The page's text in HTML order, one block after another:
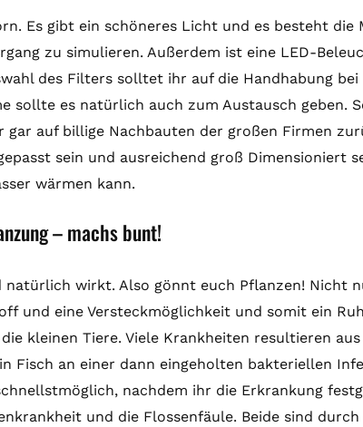
Es gibt ein schöneres Licht und es besteht die
zu simulieren. Außerdem ist eine LED-
des Filters solltet ihr auf die Handhabung bei
sollte es natürlich auch zum Austausch geben.
auf billige Nachbauten der großen Firmen
sein und ausreichend groß Dimensioniert
wärmen kann.
– machs bunt!
wirkt. Also gönnt euch Pflanzen! Nicht
und eine Versteckmöglichkeit und somit ein
kleinen Tiere. Viele Krankheiten resultieren
Fisch an einer dann eingeholten bakteriellen
nachdem ihr die Erkrankung
und die Flossenfäule. Beide sind durch